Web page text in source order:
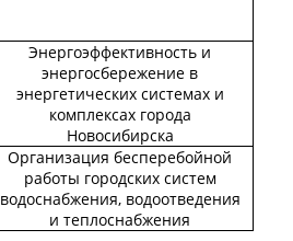
Энергоэффективность и
энергосбережение в
энергетических системах и
комплексах города
Новосибирска
Организация бесперебойной
работы городских систем
водоснабжения, водоотведения
и теплоснабжения